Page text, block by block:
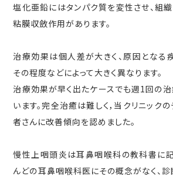
塩化亜鉛にはタンパク質を変性させ、組
粘膜収斂作用があります。
治療効果は個人差が大きく、原因となる
その程度などによって大きく異なります。
治療効果が早く出たケースでも週1回の
います。完全治癒は難しく，当クリニック
者さんに改善傾向を認めました。
慢性上咽頭炎は耳鼻咽喉科の教科書に
んどの耳鼻咽喉科医にその概念がなく、